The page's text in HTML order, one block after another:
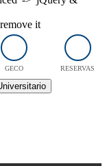
it
GECO RESERVAS